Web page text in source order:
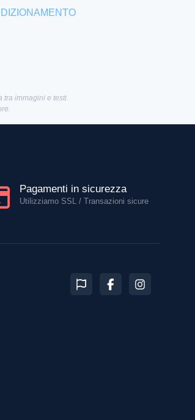
tra immagini e testi.
Pagamenti in sicurezza
Utilizziamo SSL / Transazioni sicure